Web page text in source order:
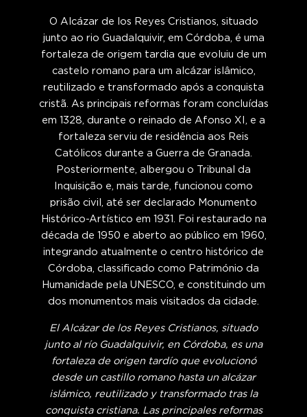
O Alcázar de los Reyes Cristianos, situado
junto ao rio Guadalquivir, em Córdoba, é uma
fortaleza de origem tardia que evoluiu de um
castelo romano para um alcázar islâmico,
reutilizado e transformado após a conquista
cristã. As principais reformas foram concluídas
em 1328, durante o reinado de Afonso XI, e a
fortaleza serviu de residência aos Reis
Católicos durante a Guerra de Granada.
Posteriormente, albergou o Tribunal da
Inquisição e, mais tarde, funcionou como
prisão civil, até ser declarado Monumento
Histórico-Artístico em 1931. Foi restaurado na
década de 1950 e aberto ao público em 1960,
integrando atualmente o centro histórico de
Córdoba, classificado como Património da
Humanidade pela UNESCO, e constituindo um
dos monumentos mais visitados da cidade.
El Alcázar de los Reyes Cristianos, situado
junto al río Guadalquivir, en Córdoba, es una
fortaleza de origen tardío que evolucionó
desde un castillo romano hasta un alcázar
islámico, reutilizado y transformado tras la
conquista cristiana. Las principales reformas